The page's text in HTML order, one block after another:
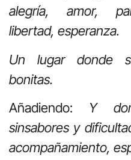
alegría, amor,
libertad, esperanza.
Un lugar donde
bonitas.
Añadiendo: Y
sinsabores y
acompañamiento,